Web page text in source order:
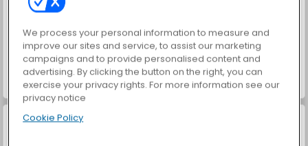
Battle Coast Car Parking City Duel
We process your personal information to measure and
improve our sites and service, to assist our marketing
campaigns and to provide personalised content and
advertising. By clicking the button on the right, you can
exercise your privacy rights. For more information see our
privacy notice
Cookie Policy